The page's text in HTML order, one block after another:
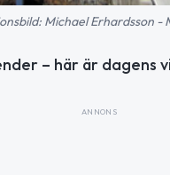
Michael Erhardsson -
– här är dagens
ANNONS